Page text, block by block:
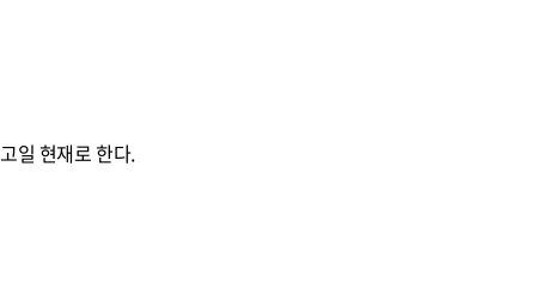
일 현재로 한다.